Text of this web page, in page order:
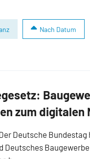
Nach Datum
zum
Deutsche Bundestag
Deutsches